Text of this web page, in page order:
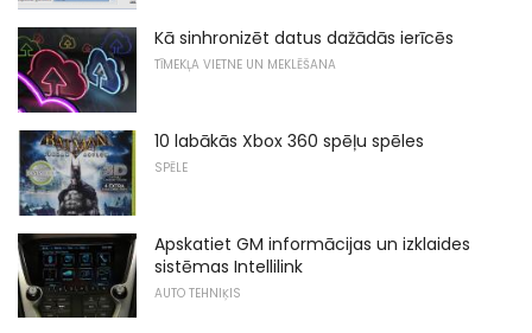
Kā sinhronizēt datus dažādās ierīcēs
TĪMEKĻA VIETNE UN MEKLĒŠANA
10 labākās Xbox 360 spēļu spēles
SPĒLE
Apskatiet GM informācijas un izklaides
sistēmas Intellilink
AUTO TEHNIĶIS